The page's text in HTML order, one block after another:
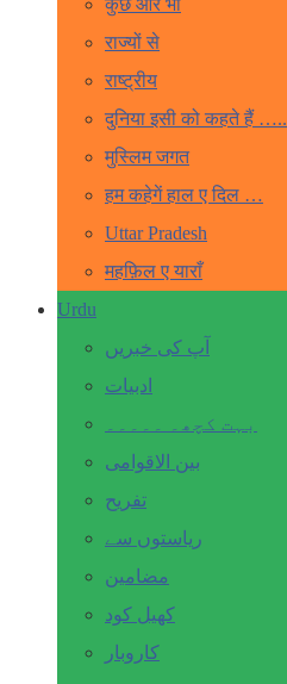
कुछ और भी
राज्यों से
राष्ट्रीय
दुनिया इसी को कहते हैं …..
मुस्लिम जगत
हम कहेगें हाल ए दिल …
Uttar Pradesh
महफ़िल ए याराँ
Urdu
آپ کی خبریں
ادبیات
بہت کچھ۔ ۔۔۔۔۔
بین الاقوامی
تفریح
ریاستوں سے
مضامین
کھیل کود
کاروبار